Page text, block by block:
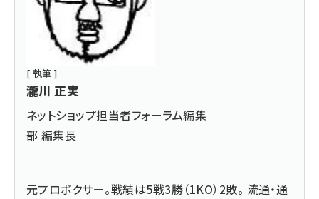
[ 執筆 ]
瀧川 正実
ネットショップ担当者フォーラム編集
部 編集長
元プロボクサー。戦績は5戦3勝（1KO）2敗。 流通・通